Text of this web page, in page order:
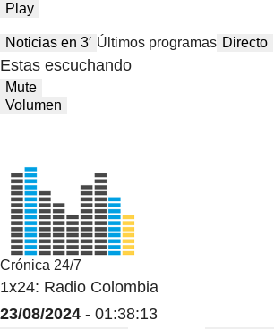
Play
Noticias en 3′ Últimos programas Directo
Estas escuchando
Mute
Volumen
Crónica 24/7
1x24: Radio Colombia
23/08/2024 - 01:38:13